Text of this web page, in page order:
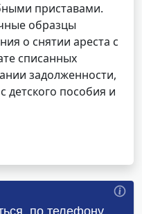
приставами.
образцы
о снятии ареста с
списанных
задолженности,
детского пособия и